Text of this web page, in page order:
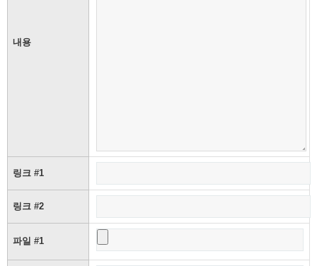
내용
링크 #1
링크 #2
파일 #1